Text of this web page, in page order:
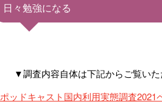
日々勉強になる
▼調査内容自体は下記からご覧い
ポッドキャスト国内利用実態調査2021